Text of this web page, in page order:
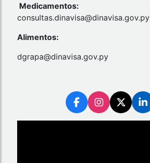
Medicamentos:
consultas.dinavisa@dinavisa.gov.py
Alimentos:
dgrapa@dinavisa.gov.py